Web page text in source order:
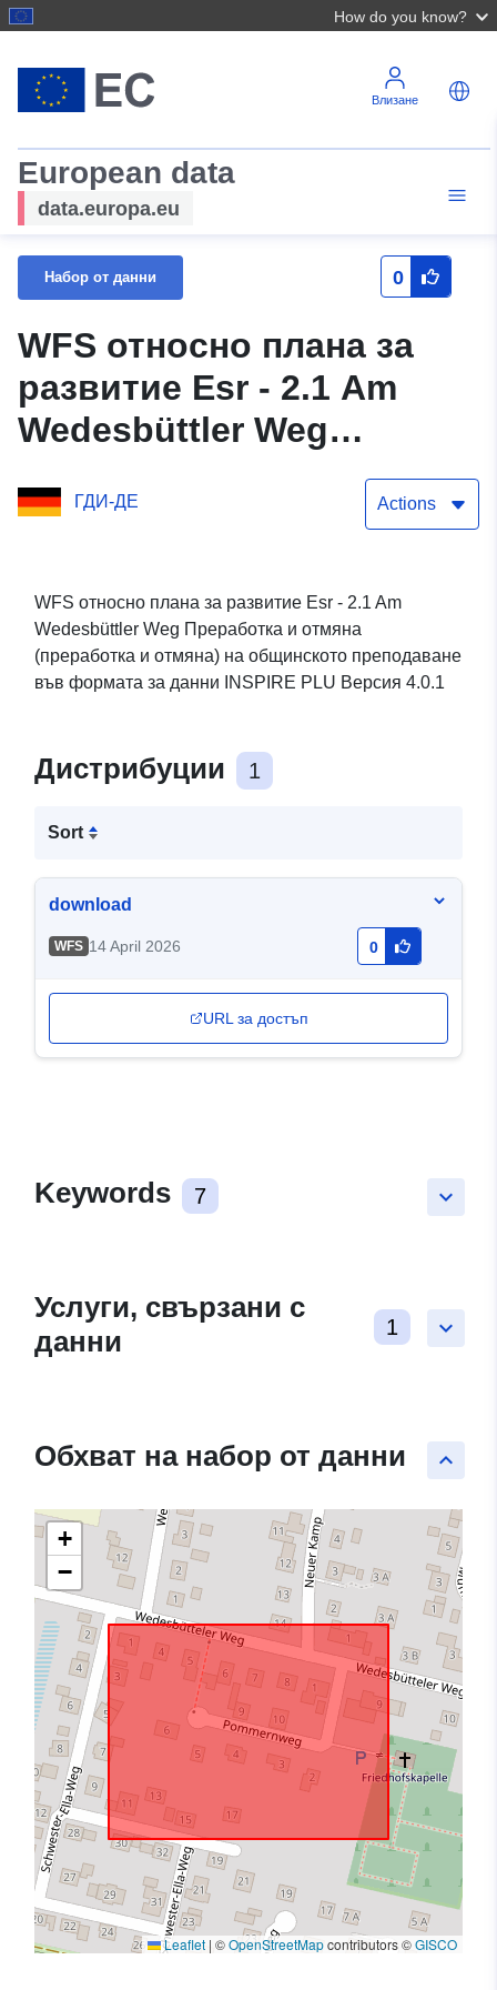
How do you know?
Влизане
European data
data.europa.eu
Набор от данни 0
WFS относно плана за
развитие Esr - 2.1 Am
Wedesbüttler Weg
Преработка и отмяна
(преработка и отмяна) на
ГДИ-ДЕ Actions
WFS относно плана за развитие Esr - 2.1 Am
Wedesbüttler Weg Преработка и отмяна
(преработка и отмяна) на общинското преподаване
във формата за данни INSPIRE PLU Версия 4.0.1
Дистрибуции 1
Sort
download
WFS 14 April 2026 0
URL за достъп
keyboard_arrow_down
Keywords 7
keyboard_arrow_down
Услуги, свързани с
данни
1
keyboard_arrow_up
Обхват на набор от данни
+
−
Leaflet | ©OpenStreetMapcontributors ©GISCO